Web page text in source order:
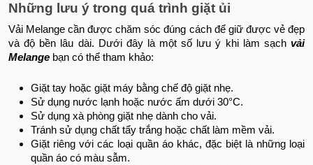
Những lưu ý trong quá trình giặt ủi
Vải Melange cần được chăm sóc đúng cách để giữ được vẻ đẹp
và độ bền lâu dài. Dưới đây là một số lưu ý khi làm sạch vải
Melange bạn có thể tham khảo:
Giặt tay hoặc giặt máy bằng chế độ giặt nhẹ.
Sử dụng nước lạnh hoặc nước ấm dưới 30°C.
Sử dụng xà phòng giặt nhẹ dành cho vải.
Tránh sử dụng chất tẩy trắng hoặc chất làm mềm vải.
Giặt riêng với các loại quần áo khác, đặc biệt là những loại
quần áo có màu sẫm.